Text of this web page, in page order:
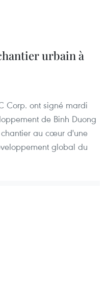
urbain à
Corp. ont signé mardi
de Binh Duong
au cœur d'une
global du